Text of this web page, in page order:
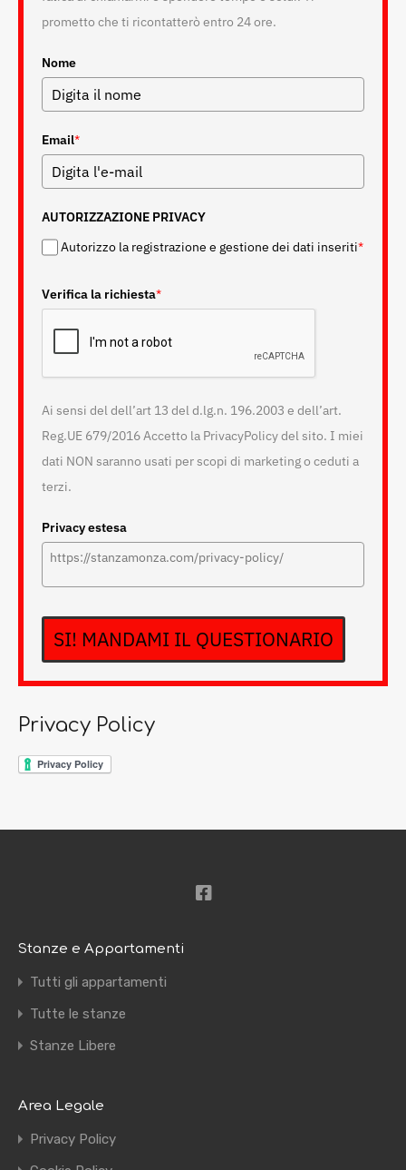
prometto che ti ricontatterò entro 24 ore.
Nome
Email*
AUTORIZZAZIONE PRIVACY
Autorizzo la registrazione e gestione dei dati inseriti*
Verifica la richiesta*
Ai sensi del dell’art 13 del d.lg.n. 196.2003 e dell’art.
Reg.UE 679/2016 Accetto la PrivacyPolicy del sito. I miei
dati NON saranno usati per scopi di marketing o ceduti a
terzi.
Privacy estesa
SI! MANDAMI IL QUESTIONARIO
Privacy Policy
Stanze e Appartamenti
Tutti gli appartamenti
Tutte le stanze
Stanze Libere
Area Legale
Privacy Policy